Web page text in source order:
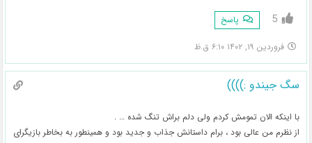
5 پاسخ
فروردین ۱۹, ۱۴۰۲ ۶:۱۰ ق.ظ
سگ جیندو :))))
با اینکه الان تمومش کردم ولی دلم براش تنگ شده … .
از نظرم من عالی بود ، برام داستانش جذاب و جدید بود و همینطور به بخاطر بازیگرای